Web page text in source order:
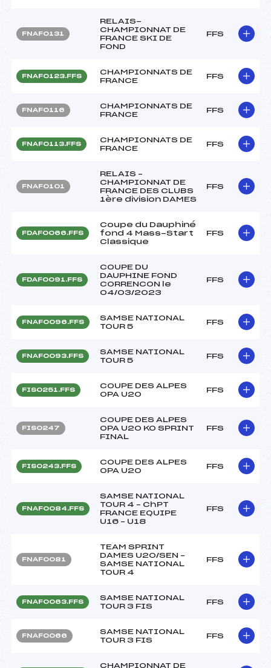
FNAF0131
RELAIS-
CHAMPIONNAT DE
FRANCE SKI DE
FOND
FFS
FNAF0123.FFS
CHAMPIONNATS DE
FRANCE
FFS
FNAF0116
CHAMPIONNATS DE
FRANCE
FFS
FNAF0113.FFS
CHAMPIONNATS DE
FRANCE
FFS
FNAF0101
RELAIS –
CHAMPIONNAT DE
FRANCE DES CLUBS
1ère division DAMES
FFS
FDAF0066.FFS
Coupe du Dauphiné
fond 4 Mass-Start
Classique
FFS
FDAF0091.FFS
COUPE DU
DAUPHINE FOND
CORRENCON le
04/03/2023
FFS
FNAF0096.FFS
SAMSE NATIONAL
TOUR 5
FFS
FNAF0093.FFS
SAMSE NATIONAL
TOUR 5
FFS
FIS0251.FFS
COUPE DES ALPES
OPA U20
FFS
FIS0247
COUPE DES ALPES
OPA U20 KO SPRINT
FINAL
FFS
FIS0243.FFS
COUPE DES ALPES
OPA U20
FFS
FNAF0084.FFS
SAMSE NATIONAL
TOUR 4 – ChPT
FRANCE EQUIPE
U16 – U18
FFS
FNAF0081
TEAM SPRINT
DAMES U20/SEN –
SAMSE NATIONAL
TOUR 4
FFS
FNAF0063.FFS
SAMSE NATIONAL
TOUR 3 FIS
FFS
FNAF0066
SAMSE NATIONAL
TOUR 3 FIS
FFS
CHAMPIONNAT DE